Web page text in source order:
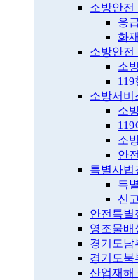
소방안전
응
화
소방안전
소
소방서비
소
소
안
특별사법
특
신
안전특별
영조물배
경기도남
경기도북
산업재해